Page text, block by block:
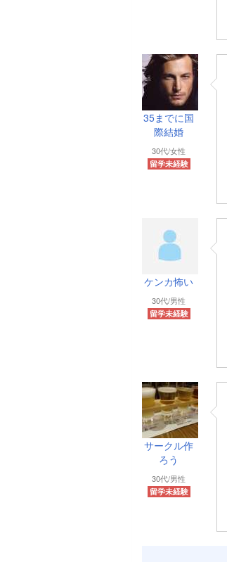
35までに国
際結婚
30代/女性
留学未経験
ケンカ怖い
30代/男性
留学未経験
サークル作
ろう
30代/男性
留学未経験